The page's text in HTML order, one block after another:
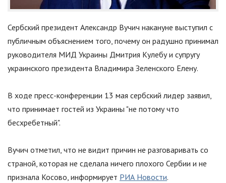
Сербский президент Александр Вучич накануне выступил с
публичным объяснением того, почему он радушно принимал
руководителя МИД Украины Дмитрия Кулебу и супругу
украинского президента Владимира Зеленского Елену.
В ходе пресс-конференции 13 мая сербский лидер заявил,
что принимает гостей из Украины "не потому что
бесхребетный".
Вучич отметил, что не видит причин не разговаривать со
страной, которая не сделала ничего плохого Сербии и не
признала Косово, информирует РИА Новости.